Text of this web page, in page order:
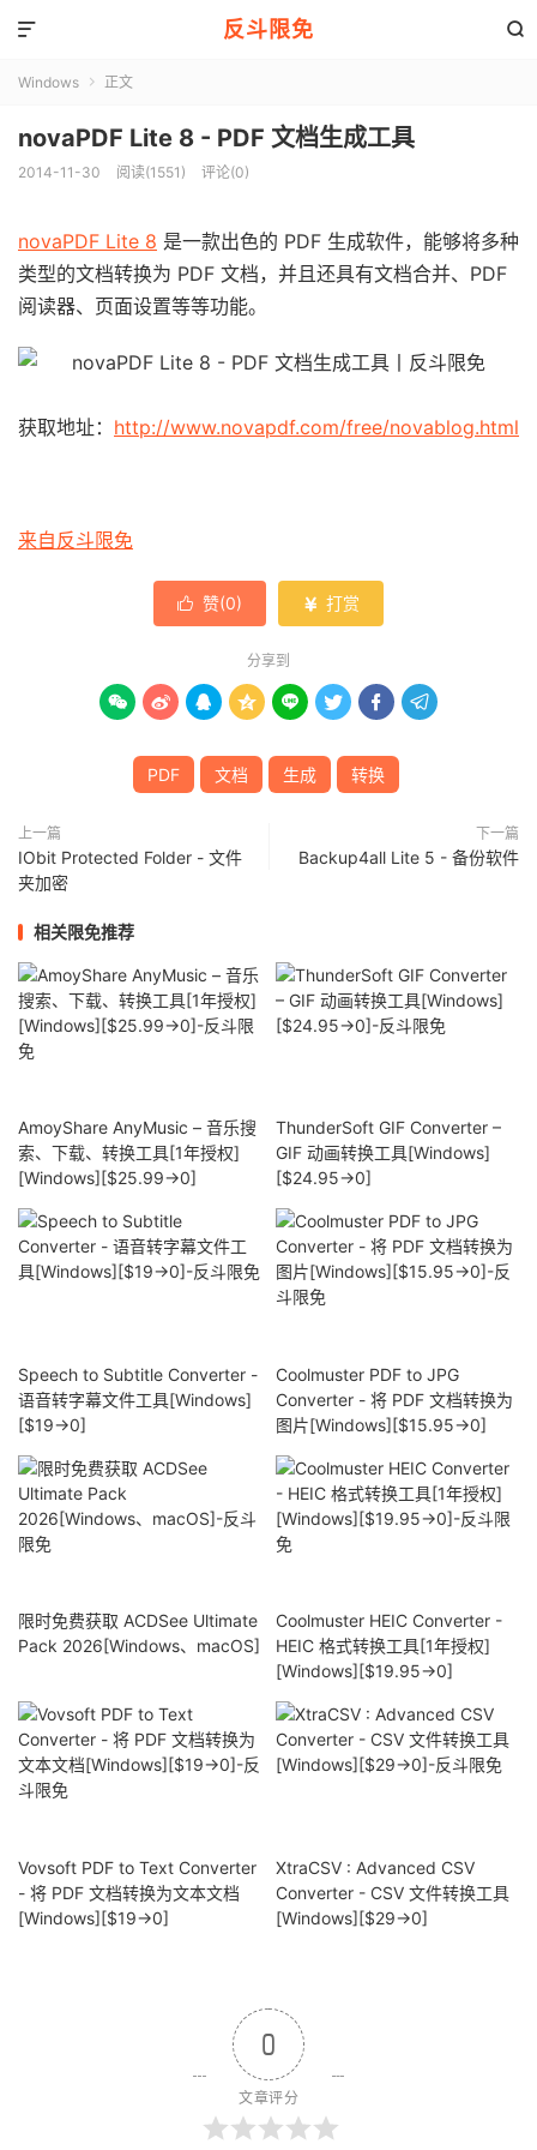
反斗限免 

Windows  正文
novaPDF Lite 8 - PDF 文档生成工具
2014-11-30 阅读(1551) 评论(0)
novaPDF Lite 8 是一款出色的 PDF 生成软件，能够将多种
类型的文档转换为 PDF 文档，并且还具有文档合并、PDF
阅读器、页面设置等等功能。
获取地址： http://www.novapdf.com/free/novablog.html
来自反斗限免
 赞(0)  打赏
分享到
       
PDF 文档 生成 转换
上一篇
IObit Protected Folder - 文件
夹加密
下一篇
Backup4all Lite 5 - 备份软件
相关限免推荐
AmoyShare AnyMusic – 音乐搜
索、下载、转换工具[1年授权]
[Windows][$25.99→0]
ThunderSoft GIF Converter –
GIF 动画转换工具[Windows]
[$24.95→0]
Speech to Subtitle Converter -
语音转字幕文件工具[Windows]
[$19→0]
Coolmuster PDF to JPG
Converter - 将 PDF 文档转换为
图片[Windows][$15.95→0]
限时免费获取 ACDSee Ultimate
Pack 2026[Windows、macOS]
Coolmuster HEIC Converter -
HEIC 格式转换工具[1年授权]
[Windows][$19.95→0]
Vovsoft PDF to Text Converter
- 将 PDF 文档转换为文本文档
[Windows][$19→0]
XtraCSV : Advanced CSV
Converter - CSV 文件转换工具
[Windows][$29→0]
0
文章评分